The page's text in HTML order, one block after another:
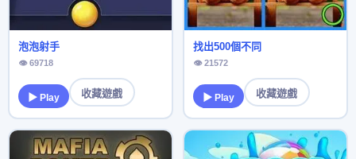
泡泡射手
👁 69718
▶ Play 收藏遊戲
找出500個不同
👁 21572
▶ Play 收藏遊戲